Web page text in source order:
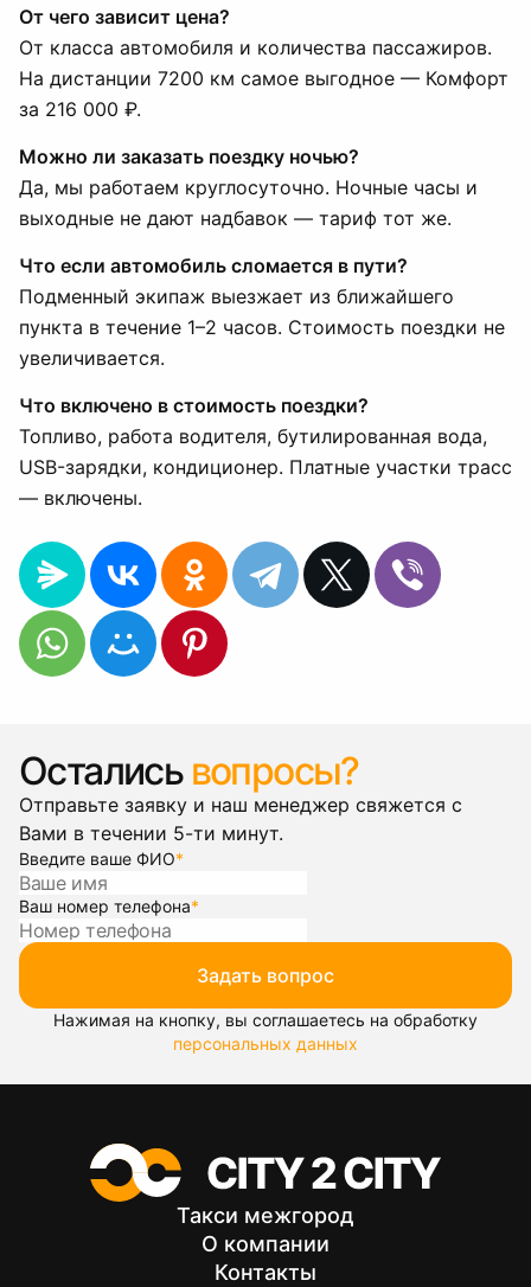
От чего зависит цена?
От класса автомобиля и количества пассажиров.
На дистанции 7200 км самое выгодное — Комфорт
за 216 000 ₽.
Можно ли заказать поездку ночью?
Да, мы работаем круглосуточно. Ночные часы и
выходные не дают надбавок — тариф тот же.
Что если автомобиль сломается в пути?
Подменный экипаж выезжает из ближайшего
пункта в течение 1–2 часов. Стоимость поездки не
увеличивается.
Что включено в стоимость поездки?
Топливо, работа водителя, бутилированная вода,
USB-зарядки, кондиционер. Платные участки трасс
— включены.
Остались вопросы?
Отправьте заявку и наш менеджер свяжется с
Вами в течении 5-ти минут.
Введите ваше ФИО*
Ваш номер телефона*
Задать вопрос
Нажимая на кнопку, вы соглашаетесь на обработку
персональных данных
Такси межгород
О компании
Контакты